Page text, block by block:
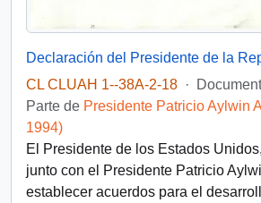
Declaración del Presidente de la
CL CLUAH 1--38A-2-18 ·
Parte de Presidente Patricio Aylwin
1994)
El Presidente de los Estados
junto con el Presidente Patricio
establecer acuerdos para el